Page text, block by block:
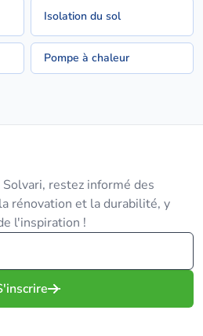
Isolation du sol
Pompe à chaleur
restez informé des
rénovation et la durabilité, y
l'inspiration !